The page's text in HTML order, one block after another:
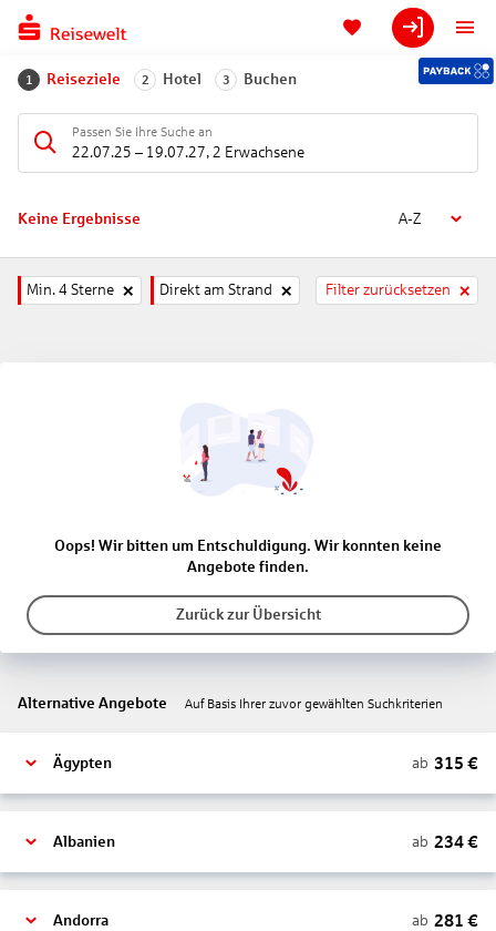
1 Reiseziele 2 Hotel 3 Buchen
Passen Sie Ihre Suche an
22.07.25 – 19.07.27, 2 Erwachsene
Keine Ergebnisse A-Z
Min. 4 Sterne Direkt am Strand Filter zurücksetzen
Oops! Wir bitten um Entschuldigung. Wir konnten keine
Angebote finden.
Zurück zur Übersicht
Alternative Angebote Auf Basis Ihrer zuvor gewählten Suchkriterien
Ägypten ab 315 €
Albanien ab 234€
Andorra ab 281 €